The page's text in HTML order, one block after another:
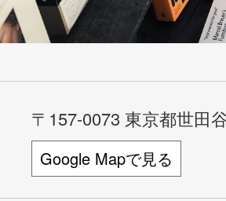
〒157-0073 東京都世田
Google Mapで見る